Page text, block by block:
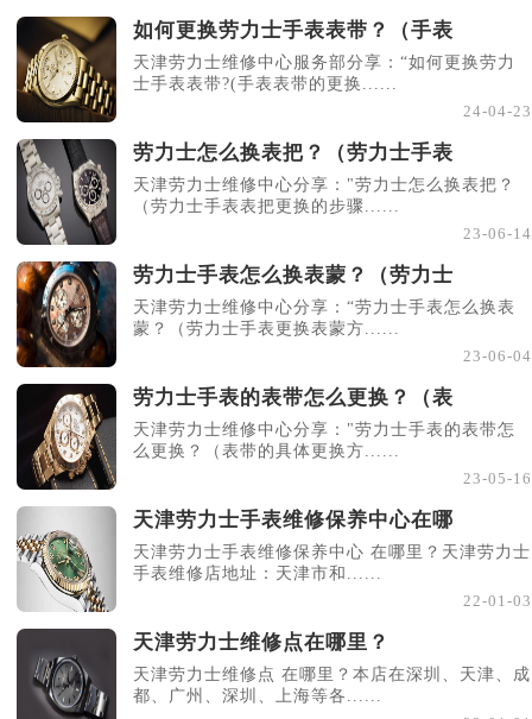
如何更换劳力士手表表带？（手表
天津劳力士维修中心服务部分享：“如何更换劳力
士手表表带?(手表表带的更换......
24-04-23
劳力士怎么换表把？（劳力士手表
天津劳力士维修中心分享："劳力士怎么换表把？
（劳力士手表表把更换的步骤......
23-06-14
劳力士手表怎么换表蒙？（劳力士
天津劳力士维修中心分享：“劳力士手表怎么换表
蒙？（劳力士手表更换表蒙方......
23-06-04
劳力士手表的表带怎么更换？（表
天津劳力士维修中心分享："劳力士手表的表带怎
么更换？（表带的具体更换方......
23-05-16
天津劳力士手表维修保养中心在哪
天津劳力士手表维修保养中心 在哪里？天津劳力士
手表维修店地址：天津市和......
22-01-03
天津劳力士维修点在哪里？
天津劳力士维修点 在哪里？本店在深圳、天津、成
都、广州、深圳、上海等各......